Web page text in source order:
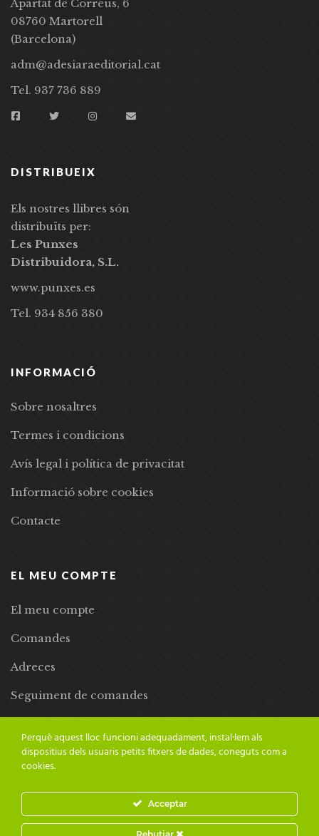
Apartat de Correus, 6
08760 Martorell
(Barcelona)
adm@adesiaraeditorial.cat
Tel. 937 736 889
DISTRIBUEIX
Els nostres llibres són
distribuïts per:
Les Punxes
Distribuidora, S.L.
www.punxes.es
Tel. 934 856 380
INFORMACIÓ
Sobre nosaltres
Termes i condicions
Avís legal i política de privacitat
Informació sobre cookies
Contacte
EL MEU COMPTE
El meu compte
Comandes
Adreces
Seguiment de comandes
© 2024 Adesiara Editorial | Tots els drets reservats | Preus amb
Perquè aquest lloc funcioni adequadament, instal·lem als
dispositius dels usuaris petits fitxers de dades, coneguts com a
cookies.
Acceptar